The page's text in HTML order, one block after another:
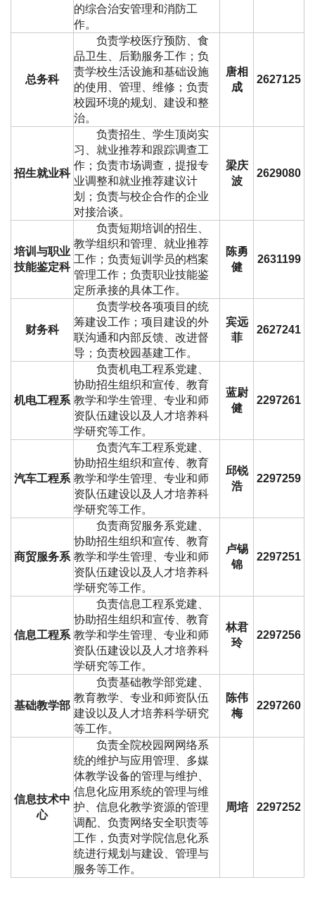
的综合治安管理和消防工
作。
总务科
负责学校医疗预防、食
品卫生、后勤服务工作；负
责学校生活设施和基础设施
的使用、管理、维修；负责
校园环境的规划、建设和整
治。
唐相
成
2627125
招生就业科
负责招生、学生顶岗实
习、就业推荐和跟踪调查工
作；负责市场调查，提报专
业调整和就业推荐建议计
划；负责与校企合作的企业
对接洽谈。
梁庆
波
2629080
培训与职业
技能鉴定科
负责短期培训的招生、
教学组织和管理、就业推荐
工作；负责短训学员的档案
管理工作；负责职业技能鉴
定所承接的具体工作。
陈勇
健
2631199
财务科
负责学校各项项目的统
筹建设工作；项目建设的外
联沟通和内部反馈、改进督
导；负责校园基建工作。
宾远
菲
2627241
机电工程系
负责机电工程系党建、
协助招生组织和宣传、教育
教学和学生管理、专业和师
资队伍建设以及人才培养科
学研究等工作。
蓝尉
健
2297261
汽车工程系
负责汽车工程系党建、
协助招生组织和宣传、教育
教学和学生管理、专业和师
资队伍建设以及人才培养科
学研究等工作。
邱锐
浩
2297259
商贸服务系
负责商贸服务系党建、
协助招生组织和宣传、教育
教学和学生管理、专业和师
资队伍建设以及人才培养科
学研究等工作。
卢锡
锦
2297251
信息工程系
负责信息工程系党建、
协助招生组织和宣传、教育
教学和学生管理、专业和师
资队伍建设以及人才培养科
学研究等工作。
林君
玲
2297256
基础教学部
负责基础教学部党建、
教育教学、专业和师资队伍
建设以及人才培养科学研究
等工作。
陈伟
梅
2297260
信息技术中
心
负责全院校园网网络系
统的维护与应用管理、多媒
体教学设备的管理与维护、
信息化应用系统的管理与维
护、信息化教学资源的管理
调配、负责网络安全职责等
工作，负责对学院信息化系
统进行规划与建设、管理与
服务等工作。
周培 2297252